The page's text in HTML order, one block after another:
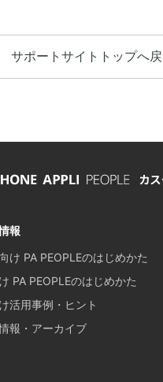
サポートサイトトップへ
報
け PA PEOPLEのはじめかた
PA PEOPLEのはじめかた
活用事例・ヒント
報・アーカイブ